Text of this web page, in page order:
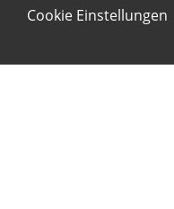
Cookie Einstellungen